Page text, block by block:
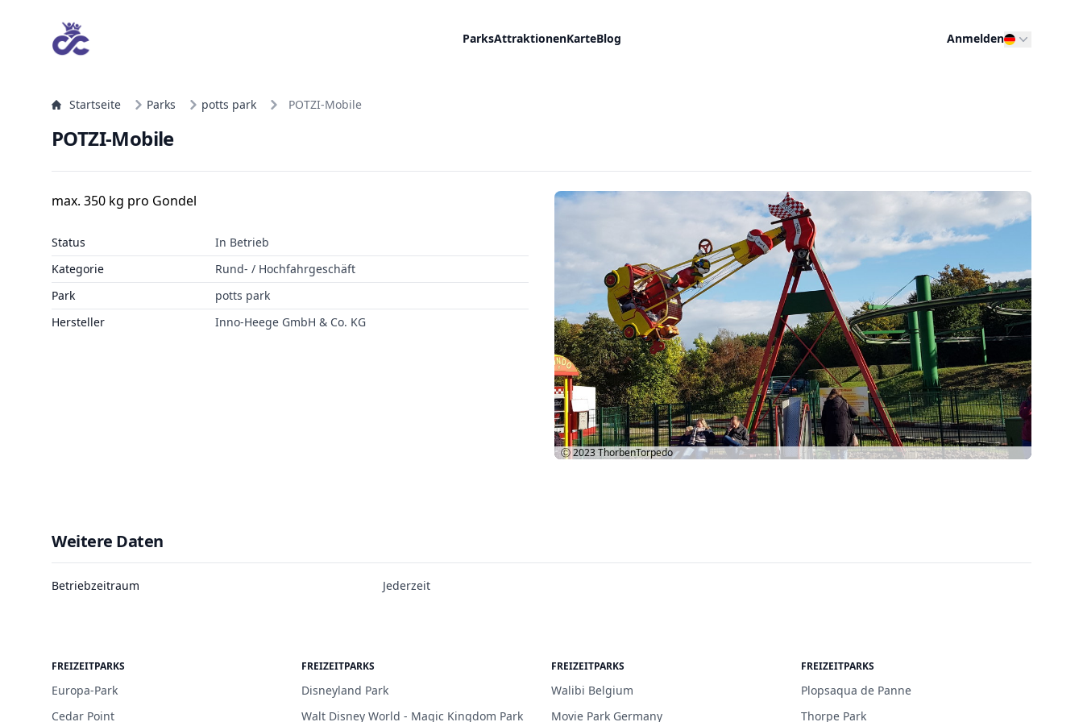
ParksAttraktionenKarteBlog Anmelden
Startseite Parks potts park POTZI-Mobile
POTZI-Mobile
max. 350 kg pro Gondel
Status
In Betrieb
Kategorie
Rund- / Hochfahrgeschäft
Park
potts park
Hersteller
Inno-Heege GmbH & Co. KG
Ⓒ 2023ThorbenTorpedo
Weitere Daten
Betriebzeitraum Jederzeit
FREIZEITPARKS
Europa-Park
Cedar Point
FREIZEITPARKS
Disneyland Park
Walt Disney World - Magic Kingdom Park
FREIZEITPARKS
Walibi Belgium
Movie Park Germany
FREIZEITPARKS
Plopsaqua de Panne
Thorpe Park